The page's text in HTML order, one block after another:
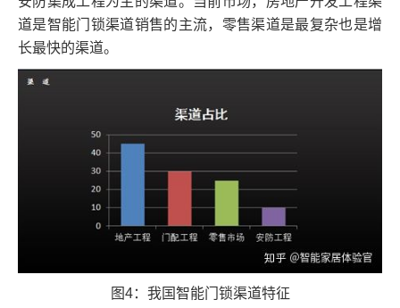
道是智能门锁渠道销售的主流，零售渠道是最复杂也是增
长最快的渠道。
图4：我国智能门锁渠道特征